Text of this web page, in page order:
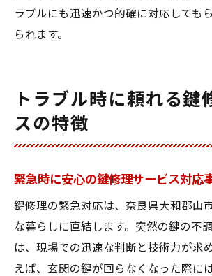
ラブルにも迅速かつ的確に対応しても
られます。
トラブル時に頼れる鍵
スの特徴
緊急時に安心の鍵修理サービス対応
鍵修理の緊急対応は、奈良県大和郡山
な暮らしに直結します。突然の鍵の不
は、現場での迅速な判断と技術力が求
えば、玄関の鍵が回らなくなった際に